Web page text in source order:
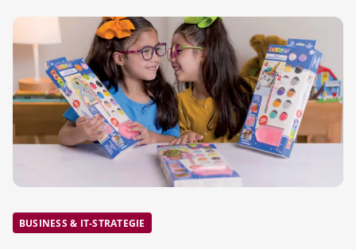
BUSINESS & IT-STRATEGIE